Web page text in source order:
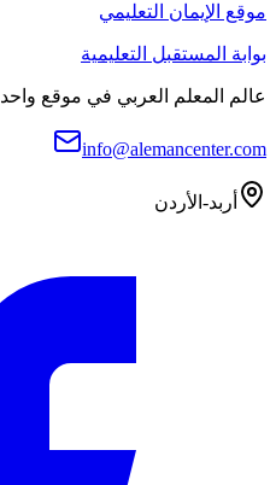
موقع الإيمان التعليمي
بوابة المستقبل التعليمية
عالم المعلم العربي في موقع واحد
info@alemancenter.com
أربد-الأردن